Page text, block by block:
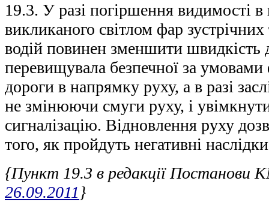
19.3. У разі погіршення видимості
викликаного світлом фар
водій повинен зменшити швидкість
перевищувала безпечної за
дороги в напрямку руху, а в разі
не змінюючи смуги руху, і
сигналізацію. Відновлення руху
того, як пройдуть негативні
{Пункт 19.3 в редакції Постанови
26.09.2011 }